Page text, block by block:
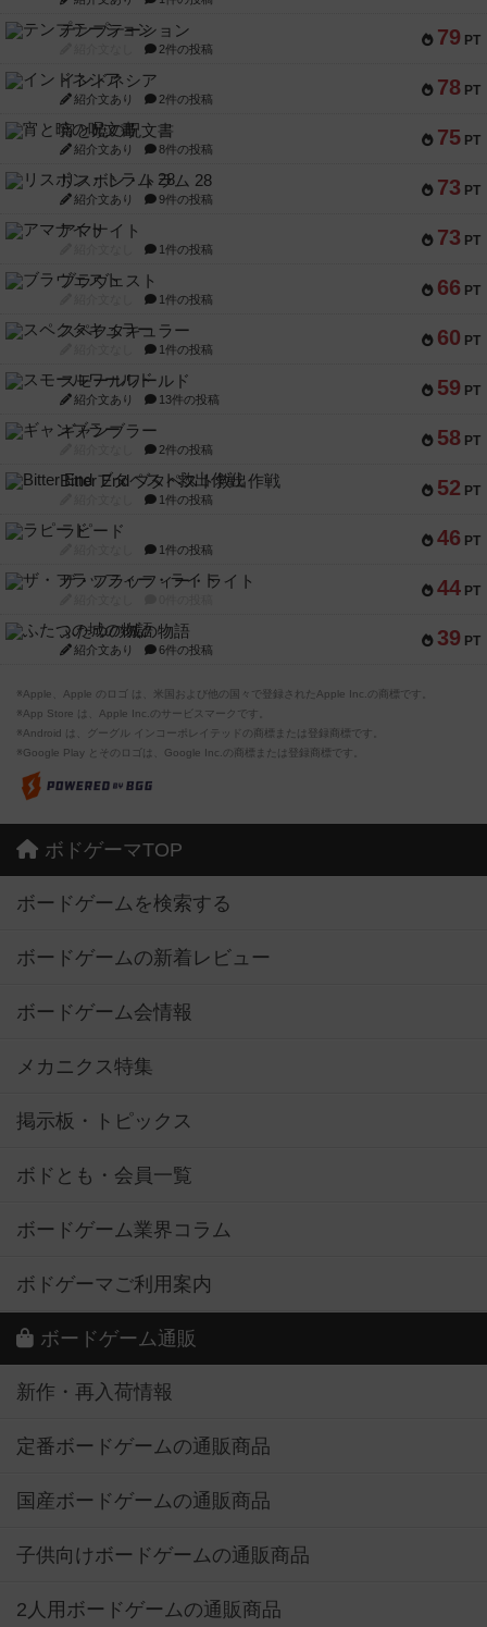
79 PT
テンプテーション
2件の投稿
78 PT
インドネシア
紹介文あり 2件の投稿
75 PT
宵と暁の呪文書
紹介文あり 8件の投稿
73 PT
リスボン・トラム 28
紹介文あり 9件の投稿
73 PT
アマナイト
1件の投稿
66 PT
ブラヴェスト
1件の投稿
60 PT
スペクタキュラー
1件の投稿
59 PT
スモールワールド
紹介文あり 13件の投稿
58 PT
ギャンブラー
2件の投稿
52 PT
Bitter End ブタペスト救出作戦
1件の投稿
46 PT
ラピード
1件の投稿
44 PT
ザ・フラッフィー・ライト
39 PT
ふたつの城の物語
紹介文あり 6件の投稿
※Apple、Apple のロゴ は、米国および他の国々で登録されたApple Inc.の商標です。
※App Store は、Apple Inc.のサービスマークです。
※Android は、グーグル インコーポレイテッドの商標または登録商標です。
※Google Play とそのロゴは、Google Inc.の商標または登録商標です。
ボドゲーマTOP
ボードゲームを検索する
ボードゲームの新着レビュー
ボードゲーム会情報
メカニクス特集
掲示板・トピックス
ボドとも・会員一覧
ボードゲーム業界コラム
ボドゲーマご利用案内
ボードゲーム通販
新作・再入荷情報
定番ボードゲームの通販商品
国産ボードゲームの通販商品
子供向けボードゲームの通販商品
2人用ボードゲームの通販商品